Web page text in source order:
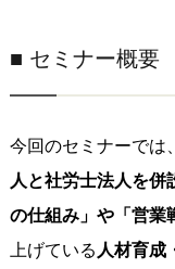
■ セミナー概要
今回のセミナーでは
人と社労士法人を併
の仕組み」や「営業
上げている 人材育成